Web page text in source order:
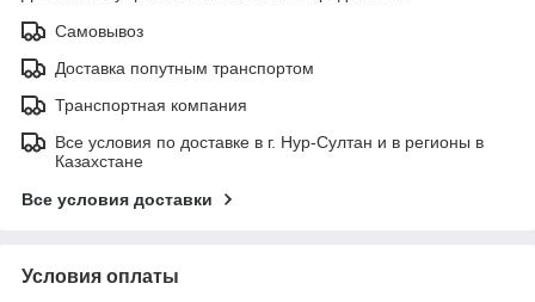
Самовывоз
Доставка попутным транспортом
Транспортная компания
Все условия по доставке в г. Нур-Султан и в регионы в
Казахстане
Все условия доставки
Условия оплаты